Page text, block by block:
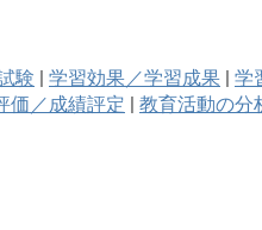
験 | 学習効果／学習成果 | 学
価／成績評定 | 教育活動の分